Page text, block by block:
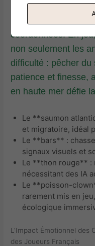
l’agression
migrateur rapide,
coordonnées. En
non seulement les
difficulté : pêcher
patience et finesse,
en haute mer défie
Le **saumon
et migratoire, idéal
Le **bars** :
signaux visuels et
Le **thon rouge** :
nécessitant des IA
Le **poisson-
rarement mis en
écologique
L’Impact Émotionnel des
des Joueurs Français